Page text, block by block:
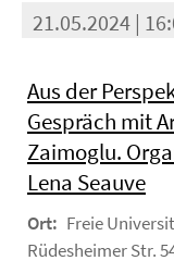
21.05.2024 |
Aus der
Gespräch mit
Zaimoglu.
Lena Seauve
Ort: Freie
Rüdesheimer Str.